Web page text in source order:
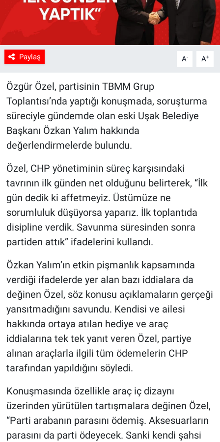
Paylaş A- A+
Özgür Özel, partisinin TBMM Grup
Toplantısı’nda yaptığı konuşmada, soruşturma
süreciyle gündemde olan eski Uşak Belediye
Başkanı Özkan Yalım hakkında
değerlendirmelerde bulundu.
Özel, CHP yönetiminin süreç karşısındaki
tavrının ilk günden net olduğunu belirterek, “İlk
gün dedik ki affetmeyiz. Üstümüze ne
sorumluluk düşüyorsa yaparız. İlk toplantıda
disipline verdik. Savunma süresinden sonra
partiden attık” ifadelerini kullandı.
Özkan Yalım’ın etkin pişmanlık kapsamında
verdiği ifadelerde yer alan bazı iddialara da
değinen Özel, söz konusu açıklamaların gerçeği
yansıtmadığını savundu. Kendisi ve ailesi
hakkında ortaya atılan hediye ve araç
iddialarına tek tek yanıt veren Özel, partiye
alınan araçlarla ilgili tüm ödemelerin CHP
tarafından yapıldığını söyledi.
Konuşmasında özellikle araç iç dizaynı
üzerinden yürütülen tartışmalara değinen Özel,
“Parti arabanın parasını ödemiş. Aksesuarların
parasını da parti ödeyecek. Sanki kendi şahsi